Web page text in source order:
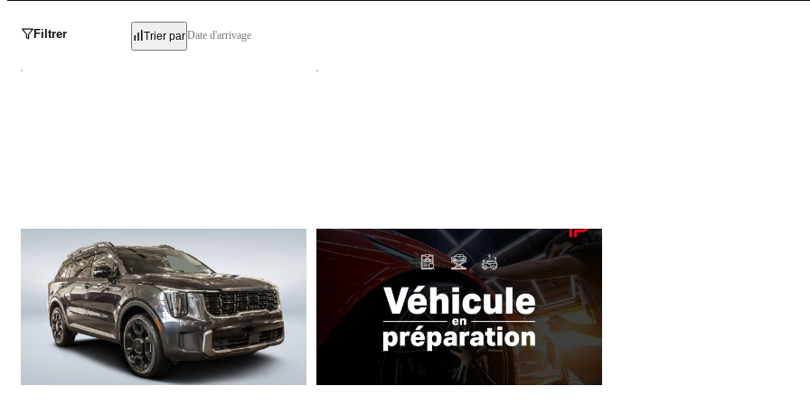
Filtrer Trier parDate d'arrivage
Kia Sorento
X-Line 2025
16 081 km
44 795 $
Stock SE4429 / NIV 371332
Kia Sorento
X-LINE AWD 2025
31 939 km
44 995 $
43 995 $ - 1 000 $
Stock KCSPR0333 / NIV 370303